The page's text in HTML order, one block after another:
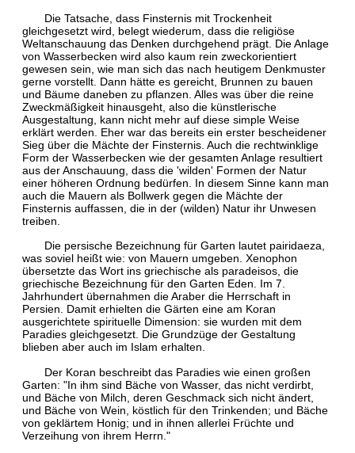
Die Tatsache, dass Finsternis mit Trockenheit
gleichgesetzt wird, belegt wiederum, dass die religiöse
Weltanschauung das Denken durchgehend prägt. Die Anlage
von Wasserbecken wird also kaum rein zweckorientiert
gewesen sein, wie man sich das nach heutigem Denkmuster
gerne vorstellt. Dann hätte es gereicht, Brunnen zu bauen
und Bäume daneben zu pflanzen. Alles was über die reine
Zweckmäßigkeit hinausgeht, also die künstlerische
Ausgestaltung, kann nicht mehr auf diese simple Weise
erklärt werden. Eher war das bereits ein erster bescheidener
Sieg über die Mächte der Finsternis. Auch die rechtwinklige
Form der Wasserbecken wie der gesamten Anlage resultiert
aus der Anschauung, dass die 'wilden' Formen der Natur
einer höheren Ordnung bedürfen. In diesem Sinne kann man
auch die Mauern als Bollwerk gegen die Mächte der
Finsternis auffassen, die in der (wilden) Natur ihr Unwesen
treiben.
Die persische Bezeichnung für Garten lautet pairidaeza,
was soviel heißt wie: von Mauern umgeben. Xenophon
übersetzte das Wort ins griechische als paradeisos, die
griechische Bezeichnung für den Garten Eden. Im 7.
Jahrhundert übernahmen die Araber die Herrschaft in
Persien. Damit erhielten die Gärten eine am Koran
ausgerichtete spirituelle Dimension: sie wurden mit dem
Paradies gleichgesetzt. Die Grundzüge der Gestaltung
blieben aber auch im Islam erhalten.
Der Koran beschreibt das Paradies wie einen großen
Garten: "In ihm sind Bäche von Wasser, das nicht verdirbt,
und Bäche von Milch, deren Geschmack sich nicht ändert,
und Bäche von Wein, köstlich für den Trinkenden; und Bäche
von geklärtem Honig; und in ihnen allerlei Früchte und
Verzeihung von ihrem Herrn."